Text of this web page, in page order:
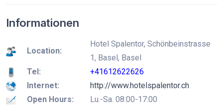
Informationen
Location:
Hotel Spalentor, Schönbeinstrasse
1, Basel, Basel
Tel:
+41612622626
Internet:
http://www.hotelspalentor.ch
Open Hours:
Lu.-Sa. 08:00-17:00